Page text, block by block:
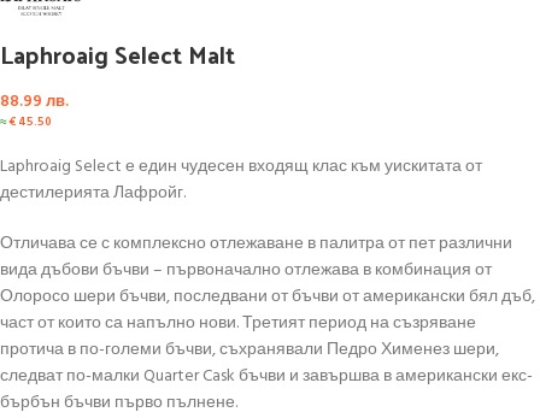
Laphroaig Select Malt
88.99 лв.
≈€45.50
Laphroaig Select е един чудесен входящ клас към уискитата от
дестилерията Лафройг.
Отличава се с комплексно отлежаване в палитра от пет различни
вида дъбови бъчви – първоначално отлежава в комбинация от
Олоросо шери бъчви, последвани от бъчви от американски бял дъб,
част от които са напълно нови. Третият период на съзряване
протича в по-големи бъчви, съхранявали Педро Хименез шери,
следват по-малки Quarter Cask бъчви и завършва в американски екс-
бърбън бъчви първо пълнене.